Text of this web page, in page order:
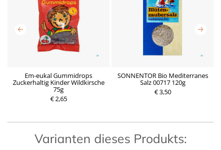
Em-eukal Gummidrops
Zuckerhaltig Kinder Wildkirsche
75g
€ 2,65
SONNENTOR Bio Mediterranes
Salz 00717 120g
€ 3,50
P
Varianten dieses Produkts: